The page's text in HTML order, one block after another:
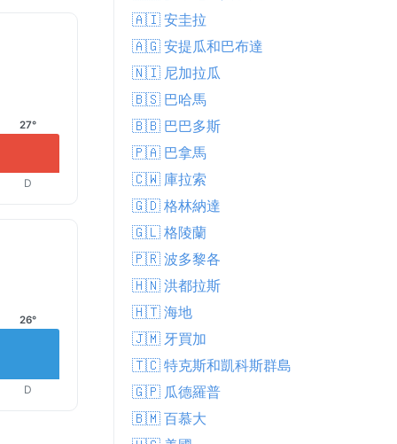
27°
D
26°
D
🇦🇮 安圭拉
🇦🇬 安提瓜和巴布達
🇳🇮 尼加拉瓜
🇧🇸 巴哈馬
🇧🇧 巴巴多斯
🇵🇦 巴拿馬
🇨🇼 庫拉索
🇬🇩 格林納達
🇬🇱 格陵蘭
🇵🇷 波多黎各
🇭🇳 洪都拉斯
🇭🇹 海地
🇯🇲 牙買加
🇹🇨 特克斯和凱科斯群島
🇬🇵 瓜德羅普
🇧🇲 百慕大